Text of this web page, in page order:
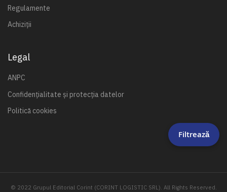
Regulamente
Achiziții
Legal
ANPC
Confidențialitate și protecția datelor
Politică cookies
© 2022 Grupul Editorial Corint (CORINT LOGISTIC SRL). All Rights Reserved.
Filtrează